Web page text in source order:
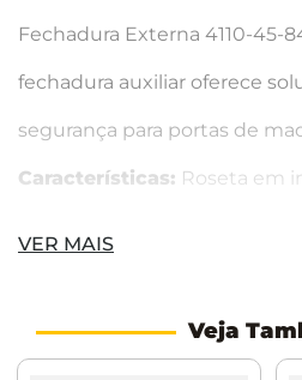
Fechadura Externa 4110-45-
fechadura auxiliar oferece
segurança para portas de
Características: Roseta em
VER MAIS
Veja